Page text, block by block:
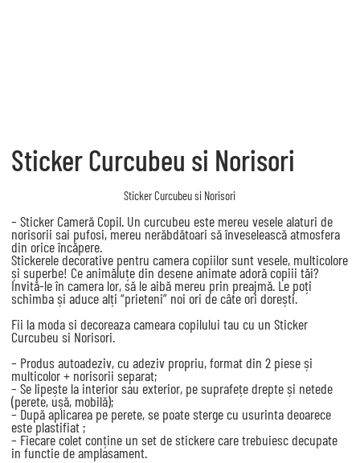
Sticker Curcubeu si Norisori
Sticker Curcubeu si Norisori
– Sticker Cameră Copil. Un curcubeu este mereu vesele alaturi de
norisorii sai pufosi, mereu nerăbdătoari să înveselească atmosfera
din orice încăpere.
Stickerele decorative pentru camera copiilor sunt vesele, multicolore
și superbe! Ce animăluțe din desene animate adoră copiii tăi?
Invită-le în camera lor, să le aibă mereu prin preajmă. Le poți
schimba și aduce alți “prieteni” noi ori de câte ori dorești.
Fii la moda si decoreaza cameara copilului tau cu un Sticker
Curcubeu si Norisori.
– Produs autoadeziv, cu adeziv propriu, format din 2 piese și
multicolor + norisorii separat;
– Se lipește la interior sau exterior, pe suprafețe drepte și netede
(perete, ușă, mobilă);
– După aplicarea pe perete, se poate sterge cu usurinta deoarece
este plastifiat ;
– Fiecare colet conține un set de stickere care trebuiesc decupate
in functie de amplasament.